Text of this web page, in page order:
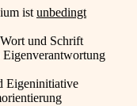
ist unbedingt
und Schrift
Eigeninitiative